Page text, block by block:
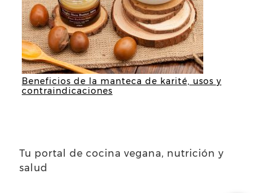
Beneficios de la manteca de karité, usos y
contraindicaciones
Tu portal de cocina vegana, nutrición y
salud